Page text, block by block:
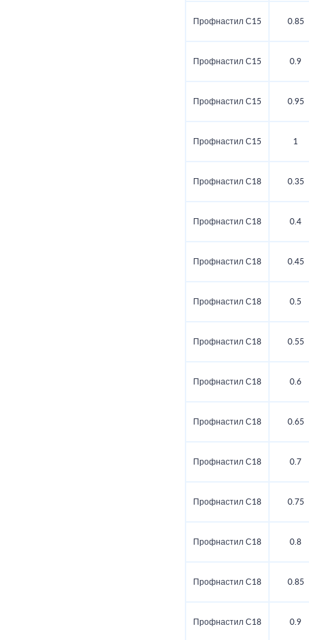
Профнастил С15 0.85
Профнастил С15 0.9
Профнастил С15 0.95
Профнастил С15 1
Профнастил С18 0.35
Профнастил С18 0.4
Профнастил С18 0.45
Профнастил С18 0.5
Профнастил С18 0.55
Профнастил С18 0.6
Профнастил С18 0.65
Профнастил С18 0.7
Профнастил С18 0.75
Профнастил С18 0.8
Профнастил С18 0.85
Профнастил С18 0.9